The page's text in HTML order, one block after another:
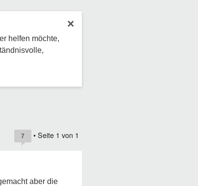
×
helfen möchte,
7 • Seite 1 von 1
aber die